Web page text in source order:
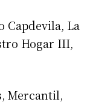
Capdevila, La
Hogar III,
Mercantil,